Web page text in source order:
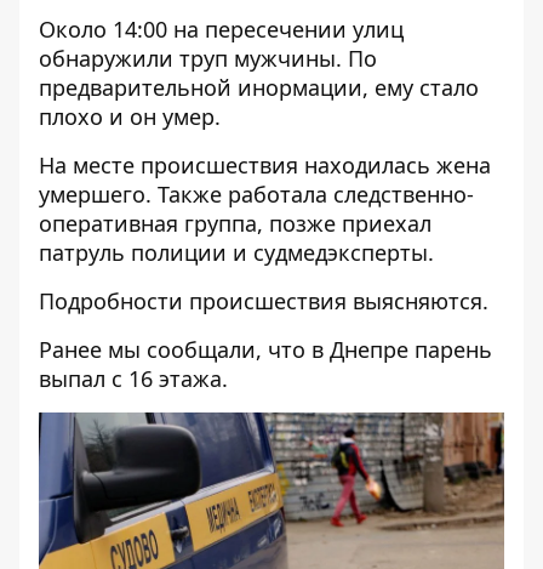
Около 14:00 на пересечении улиц
обнаружили труп мужчины. По
предварительной инормации, ему стало
плохо и он умер.
На месте происшествия находилась жена
умершего. Также работала следственно-
оперативная группа, позже приехал
патруль полиции и судмедэксперты.
Подробности происшествия выясняются.
Ранее мы сообщали, что в Днепре парень
выпал с 16 этажа.